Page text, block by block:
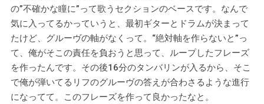
の”不確かな瞳に”って歌うセクションのベースです。なんで
気に入ってるかっていうと、最初ギターとドラムが決まって
たけど、グルーヴの軸がなくって。“絶対軸を作らないと”っ
て、俺がそこの責任を負おうと思って、ループしたフレーズ
を作ったんです。その後16分のタンバリンが入るから、そこ
で俺が弾いてるリフのグルーヴの答えが合わさるような進行
になってて。このフレーズを作って良かったなと。